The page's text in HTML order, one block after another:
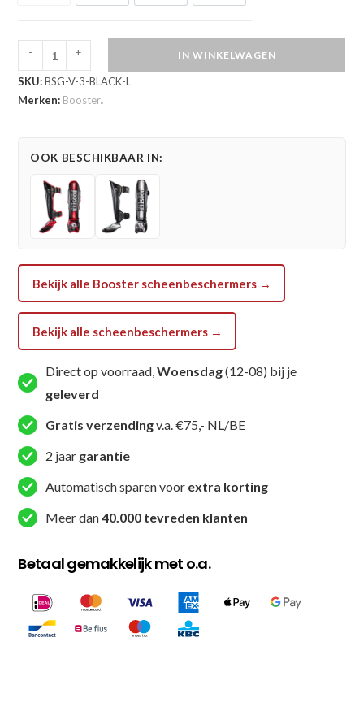
Booster
V3
Scheenbeschermers
BLACK)
aantal
- + IN WINKELWAGEN
SKU:BSG-V-3-BLACK-L
Merken: Booster.
OOK BESCHIKBAAR IN:
Bekijk alle Booster scheenbeschermers →
Bekijk alle scheenbeschermers →
Direct op voorraad,Woensdag(12-08) bij je
geleverd
Gratis verzendingv.a. €75,- NL/BE
2 jaar garantie
Automatisch sparen voor extra korting
Meer dan40.000 tevreden klanten
Betaal gemakkelijk met o.a.